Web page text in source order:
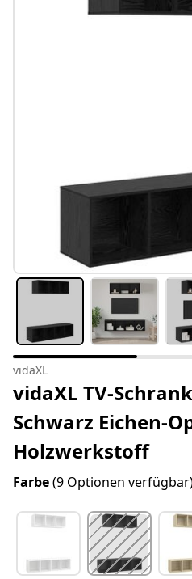
vidaXL
vidaXL TV-
Schwarz Eichen-
Holzwerkstoff
Farbe(9 Optionen